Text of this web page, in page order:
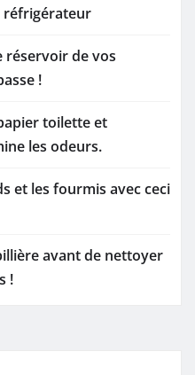
réfrigérateur
réservoir de vos
!
toilette et
les odeurs.
et les fourmis avec ceci
avant de nettoyer
!